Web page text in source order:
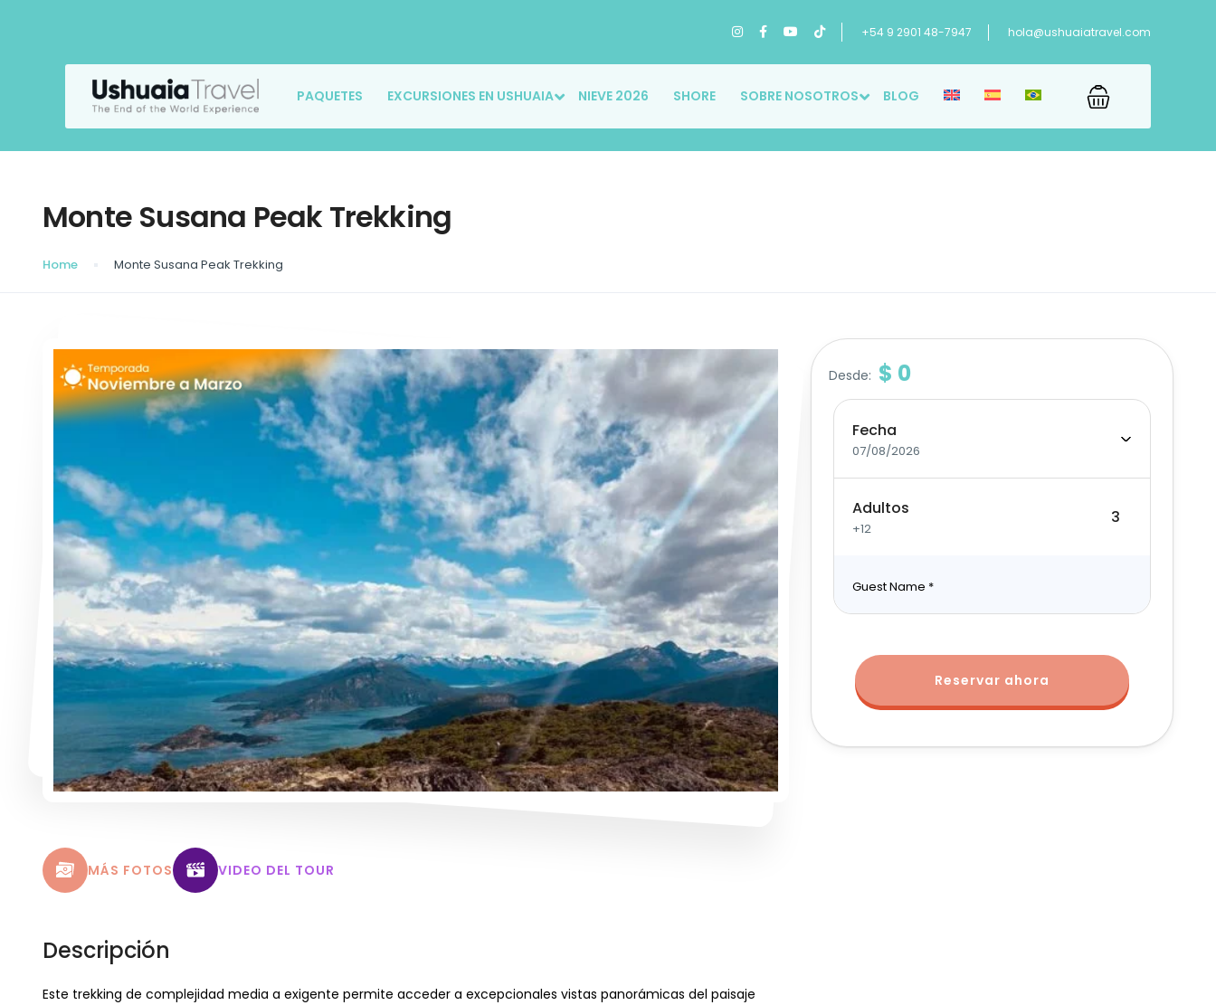
+54 9 2901 48-7947 hola@ushuaiatravel.com
PAQUETES EXCURSIONES EN USHUAIA NIEVE 2026 SHORE SOBRE NOSOTROS BLOG
Monte Susana Peak Trekking
Home Monte Susana Peak Trekking
MÁS FOTOS VIDEO DEL TOUR
Descripción
Este trekking de complejidad media a exigente permite acceder a excepcionales vistas panorámicas del paisaje
Desde: $ 0
Fecha
07/08/2026
Adultos
+12
Guest Name *
Reservar ahora